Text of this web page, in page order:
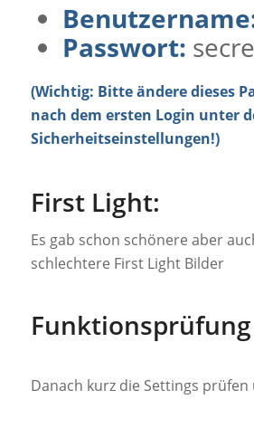
Passwort:
(Wichtig: Bitte ändere dieses
nach dem ersten Login unter
Sicherheitseinstellungen!)
First Light:
Es gab schon schönere aber
schlechtere First Light Bilder
Funktionsprüfung
Danach kurz die Settings